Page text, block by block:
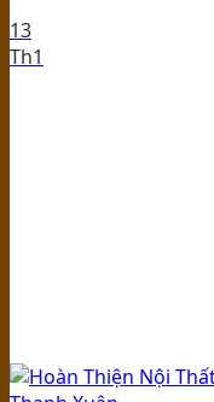
13
Th1